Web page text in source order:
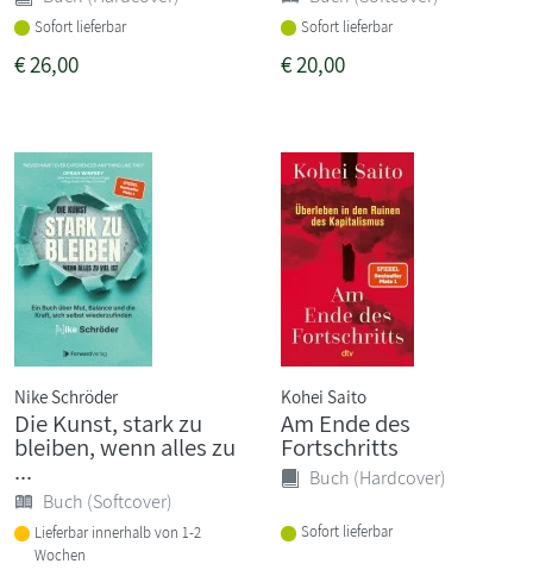
Sofort lieferbar
€26,00
Sofort lieferbar
€20,00
Nike Schröder
Die Kunst, stark zu
bleiben, wenn alles zu
...
Buch (Softcover)
Lieferbar innerhalb von 1-2
Wochen
Kohei Saito
Am Ende des
Fortschritts
Buch (Hardcover)
Sofort lieferbar